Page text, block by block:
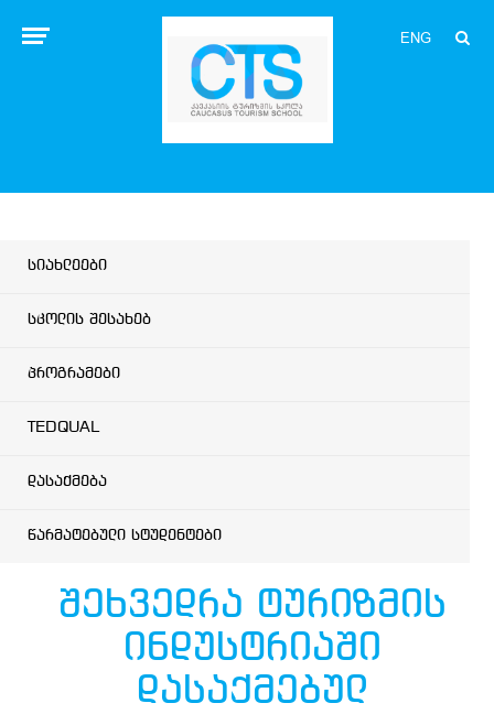
ENG
სიახლეები
სკოლის შესახებ
პროგრამები
TEDQUAL
დასაქმება
წარმატებული სტუდენტები
შეხვედრა ტურიზმის
ინდუსტრიაში
დასაქმებულ